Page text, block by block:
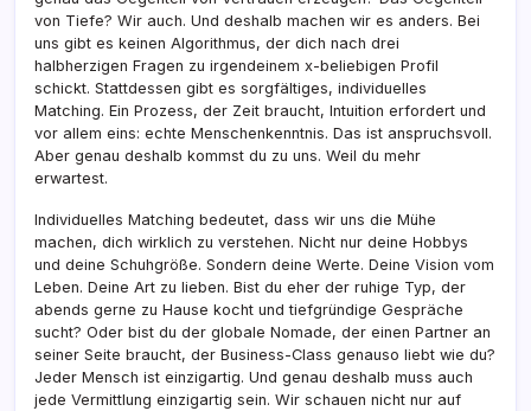
von Tiefe? Wir auch. Und deshalb machen wir es anders. Bei
uns gibt es keinen Algorithmus, der dich nach drei
halbherzigen Fragen zu irgendeinem x-beliebigen Profil
schickt. Stattdessen gibt es sorgfältiges, individuelles
Matching. Ein Prozess, der Zeit braucht, Intuition erfordert und
vor allem eins: echte Menschenkenntnis. Das ist anspruchsvoll.
Aber genau deshalb kommst du zu uns. Weil du mehr
erwartest.
Individuelles Matching bedeutet, dass wir uns die Mühe
machen, dich wirklich zu verstehen. Nicht nur deine Hobbys
und deine Schuhgröße. Sondern deine Werte. Deine Vision vom
Leben. Deine Art zu lieben. Bist du eher der ruhige Typ, der
abends gerne zu Hause kocht und tiefgründige Gespräche
sucht? Oder bist du der globale Nomade, der einen Partner an
seiner Seite braucht, der Business-Class genauso liebt wie du?
Jeder Mensch ist einzigartig. Und genau deshalb muss auch
jede Vermittlung einzigartig sein. Wir schauen nicht nur auf